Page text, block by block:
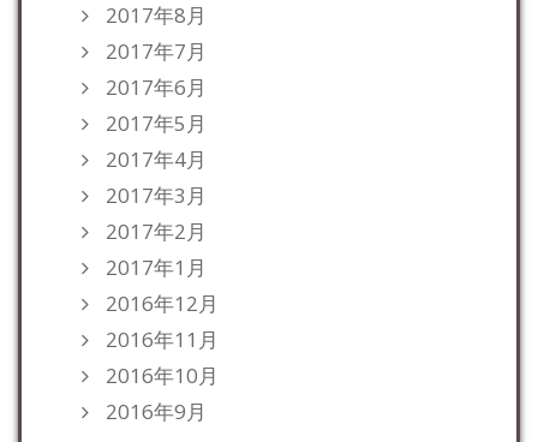
2017年8月
2017年7月
2017年6月
2017年5月
2017年4月
2017年3月
2017年2月
2017年1月
2016年12月
2016年11月
2016年10月
2016年9月